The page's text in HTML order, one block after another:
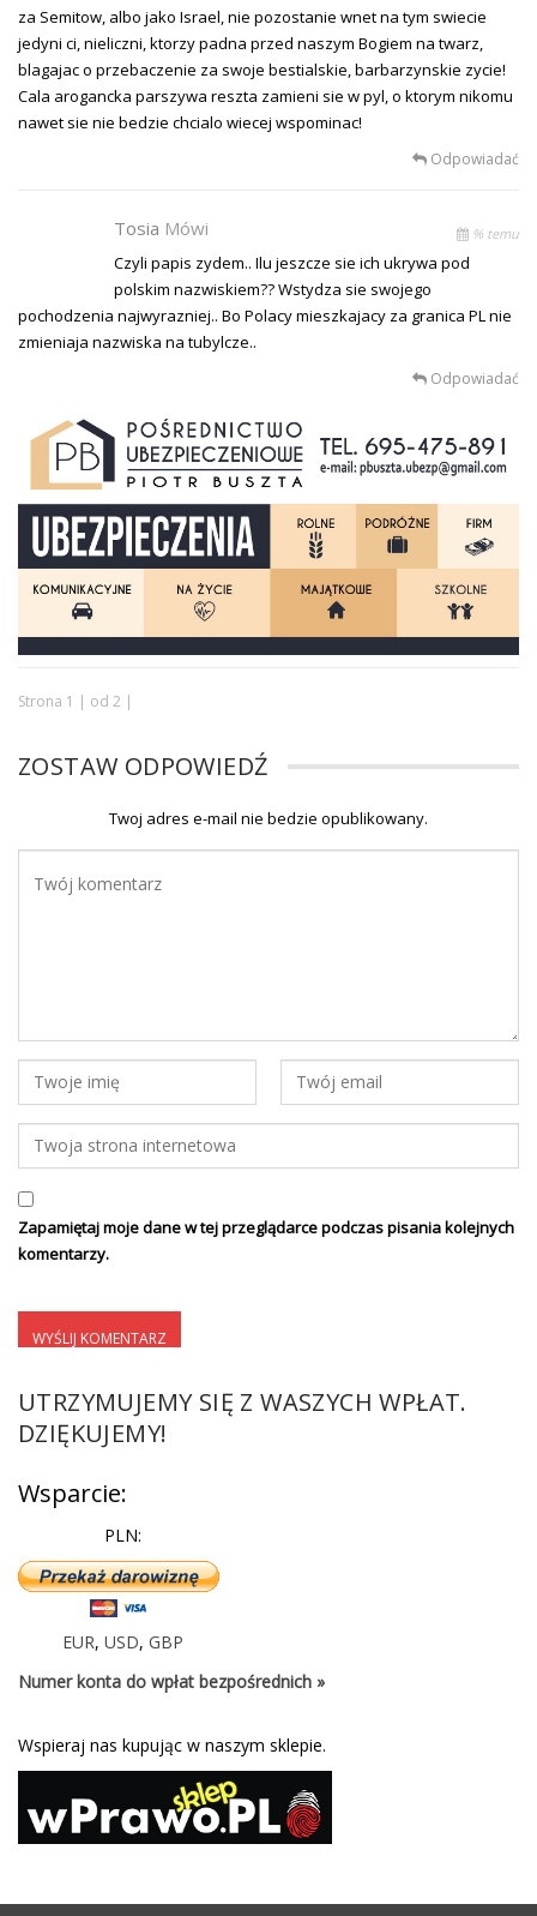
za Semitow, albo jako Israel, nie pozostanie wnet na tym swiecie
jedyni ci, nieliczni, ktorzy padna przed naszym Bogiem na twarz,
blagajac o przebaczenie za swoje bestialskie, barbarzynskie zycie!
Cala arogancka parszywa reszta zamieni sie w pyl, o ktorym nikomu
nawet sie nie bedzie chcialo wiecej wspominac!
Odpowiadać
Tosia Mówi % temu
Czyli papis zydem.. Ilu jeszcze sie ich ukrywa pod
polskim nazwiskiem?? Wstydza sie swojego
pochodzenia najwyrazniej.. Bo Polacy mieszkajacy za granica PL nie
zmieniaja nazwiska na tubylcze..
Odpowiadać
Strona 1 | od 2 |
ZOSTAW ODPOWIEDŹ
Twoj adres e-mail nie bedzie opublikowany.
Zapamiętaj moje dane w tej przeglądarce podczas pisania kolejnych
komentarzy.
UTRZYMUJEMY SIĘ Z WASZYCH WPŁAT.
DZIĘKUJEMY!
Wsparcie:
PLN:
EUR, USD, GBP
Numer konta do wpłat bezpośrednich »
Wspieraj nas kupując w naszym sklepie.